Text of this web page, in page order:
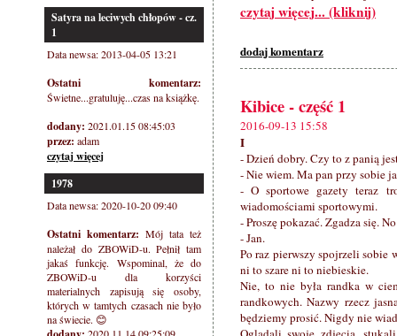
Satyra na leciwych chłopów - cz.
1
Data newsa: 2013-04-05 13:21
Ostatni komentarz:
Świetne...gratuluję...czas na książkę.
dodany: 2021.01.15 08:45:03
przez: adam
czytaj więcej
1978
Data newsa: 2020-10-20 09:40
Ostatni komentarz: Mój tata też
należał do ZBOWiD-u. Pełnił tam
jakaś funkcję. Wspominal, że do
ZBOWiD-u dla korzyści
materialnych zapisują się osoby,
których w tamtych czasach nie było
na świecie. 😊
czytaj więcej... (kliknij)
dodaj komentarz
Kibice - część 1
2016-09-13 15:58
I
- Dzień dobry. Czy to z panią
- Nie wiem. Ma pan przy sobie
- O sportowe gazety teraz
wiadomościami sportowymi.
- Proszę pokazać. Zgadza się.
- Jan.
Po raz pierwszy spojrzeli sobie
ni to szare ni to niebieskie.
Nie, to nie była randka w
randkowych. Nazwy rzecz
będziemy prosić. Nigdy nie